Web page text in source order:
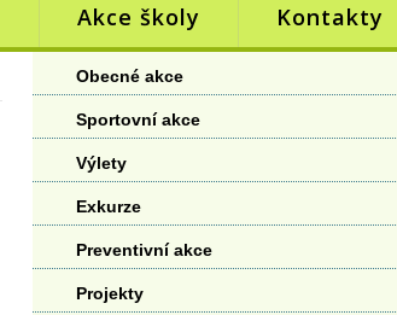
Akce školy Kontakty
Obecné akce
Sportovní akce
Výlety
Exkurze
Preventivní akce
Projekty